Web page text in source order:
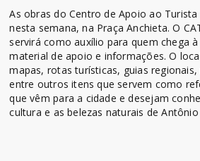
As obras do Centro de Apoio ao
nesta semana, na Praça Anchieta. O
servirá como auxílio para quem chega
material de apoio e informações. O
mapas, rotas turísticas, guias
entre outros itens que servem como
que vêm para a cidade e desejam
cultura e as belezas naturais de Antônio